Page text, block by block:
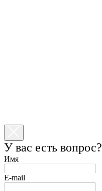
У вас есть вопрос?
Имя
E-mail